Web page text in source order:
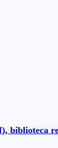
biblioteca